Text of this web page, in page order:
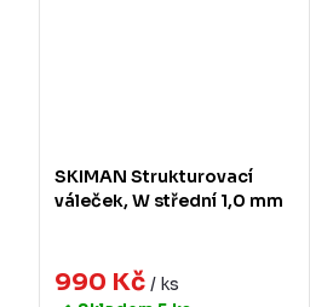
SKIMAN Strukturovací
váleček, W střední 1,0 mm
990 Kč / ks